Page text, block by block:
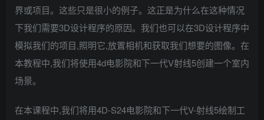
界或项目。这些只是很小的例子。这正是为什么在这种情况
下我们需要3D设计程序的原因。我们也可以在3D设计程序中
模拟我们的项目,照明它,放置相机和获取我们想要的图像。在
本教程中,我们将使用4d电影院和下一代V射线5创建一个室内
场景。
在本课程中,我们将用4D-S24电影院和下一代V-射线5绘制工